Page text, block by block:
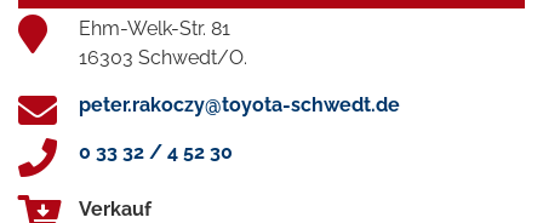
Ehm-Welk-Str. 81
16303 Schwedt/O.
peter.rakoczy@toyota-schwedt.de
0 33 32 / 4 52 30
Verkauf